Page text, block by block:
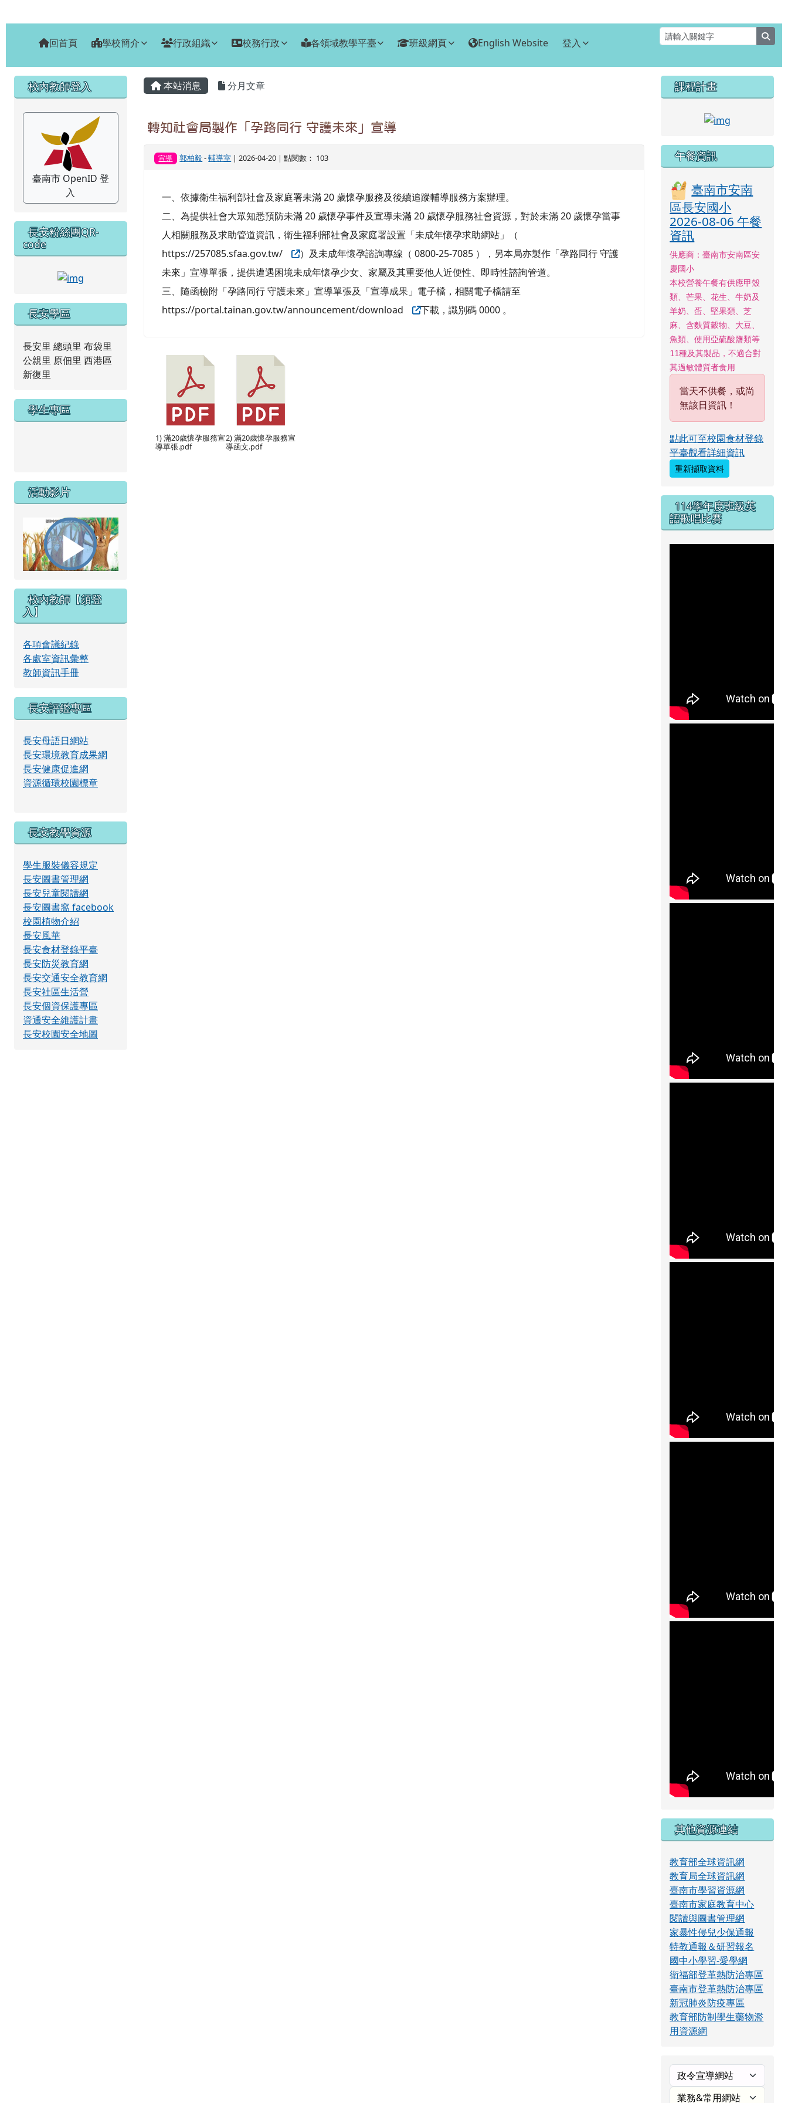
跳至主內容區
臺南市安南區長安國小
回首頁 學校簡介 行政組織 校務行政 各領域教學平臺 班級網頁 English Website 登入
左邊區域內容
校內教師登入
臺南市 OpenID 登
入
長安粉絲團QR-
code
link to https://www.facebook.com/tncaps
長安學區
長安里 總頭里 布袋里
公親里 原佃里 西港區
新復里
學生專區
link to https://new.caps.tn.edu.tw/modules/tad_web/news.php?WebID=7
活動影片
播
放
影
片
校內教師【須登
入】
各項會議紀錄
各處室資訊彙整
教師資訊手冊
長安評鑑專區
長安母語日網站
長安環境教育成果網
長安健康促進網
資源循環校園標章
長安教學資源
學生服裝儀容規定
長安圖書管理網
長安兒童閱讀網
長安圖書窩 facebook
校園植物介紹
長安風華
長安食材登錄平臺
長安防災教育網
長安交通安全教育網
長安社區生活營
長安個資保護專區
資通安全維護計畫
長安校園安全地圖
主內容區域
本站消息 分月文章
轉知社會局製作「孕路同行 守護未來」宣導
宣導 郭柏毅-輔導室 | 2026-04-20 | 點閱數： 103
一、依據衛生福利部社會及家庭署未滿 20 歲懷孕服務及後續追蹤輔導服務方案辦理。
二、為提供社會大眾知悉預防未滿 20 歲懷孕事件及宣導未滿 20 歲懷孕服務社會資源，對於未滿 20 歲懷孕當事
人相關服務及求助管道資訊，衛生福利部社會及家庭署設置「未成年懷孕求助網站」（
https://257085.sfaa.gov.tw/
）及未成年懷孕諮詢專線（ 0800-25-7085 ），另本局亦製作「孕路同行 守護
未來」宣導單張，提供遭遇困境未成年懷孕少女、家屬及其重要他人近便性、即時性諮詢管道。
三、隨函檢附「孕路同行 守護未來」宣導單張及「宣導成果」電子檔，相關電子檔請至
https://portal.tainan.gov.tw/announcement/download
下載，識別碼 0000 。
1) 滿20歲懷孕服務宣
導單張.pdf
2) 滿20歲懷孕服務宣
導函文.pdf
右邊區域內容
課程計畫
午餐資訊
臺南市安南
區長安國小
2026-08-06 午餐
資訊
供應商：臺南市安南區安
慶國小
本校營養午餐有供應甲殼
類、芒果、花生、牛奶及
羊奶、蛋、堅果類、芝
麻、含麩質穀物、大豆、
魚類、使用亞硫酸鹽類等
11種及其製品，不適合對
其過敏體質者食用
當天不供餐，或尚
無該日資訊！
點此可至校園食材登錄
平臺觀看詳細資訊
重新擷取資料
114學年度班級英
語歌唱比賽
其他資源連結
教育部全球資訊網
教育局全球資訊網
臺南市學習資源網
臺南市家庭教育中心
閱讀與圖書管理網
家暴性侵兒少保通報
特教通報＆研習報名
國中小學習-愛學網
衛福部登革熱防治專區
臺南市登革熱防治專區
新冠肺炎防疫專區
教育部防制學生藥物濫
用資源網
頁尾區域